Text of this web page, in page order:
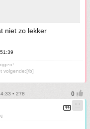
niet zo lekker
volgende:[/b]
• 278